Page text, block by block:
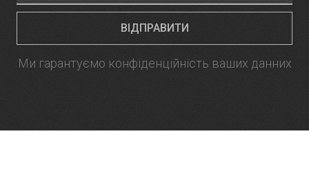
ВІДПРАВИТИ
Ми гарантуємо конфіденційність ваших данних